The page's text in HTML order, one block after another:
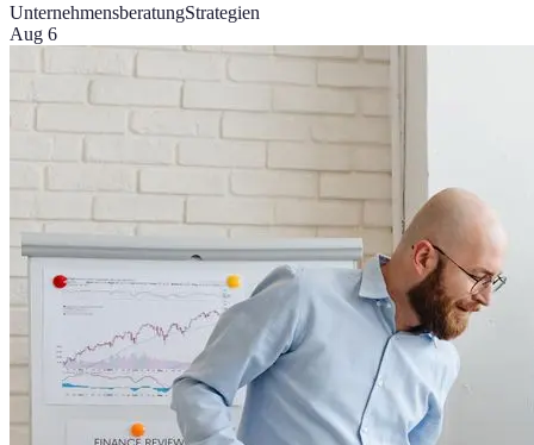
UnternehmensberatungStrategien
Aug 6